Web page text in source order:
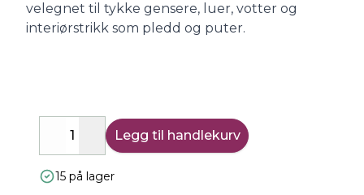
velegnet til tykke gensere, luer, votter og
interiørstrikk som pledd og puter.
DecreaseIncrease
Legg til handlekurv
15 på lager